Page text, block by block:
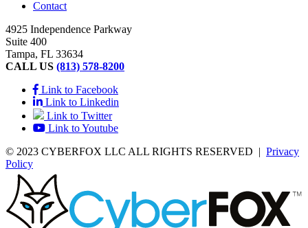
Contact
4925 Independence Parkway
Suite 400
Tampa, FL 33634
CALL US (813) 578-8200
Link to Facebook
Link to Linkedin
Link to Twitter
Link to Youtube
© 2023 CYBERFOX LLC ALL RIGHTS RESERVED | Privacy
Policy